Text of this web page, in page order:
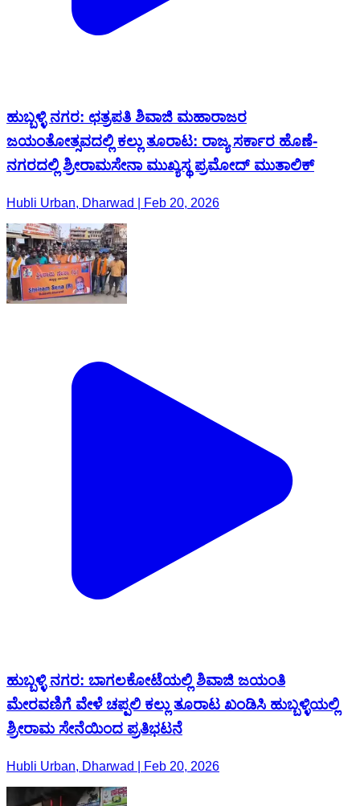
ಹುಬ್ಬಳ್ಳಿ ನಗರ: ಛತ್ರಪತಿ ಶಿವಾಜಿ ಮಹಾರಾಜರ
ಜಯಂತೋತ್ಸವದಲ್ಲಿ ಕಲ್ಲು ತೂರಾಟ: ರಾಜ್ಯ ಸರ್ಕಾರ ಹೊಣೆ-
ನಗರದಲ್ಲಿ ಶ್ರೀರಾಮಸೇನಾ ಮುಖ್ಯಸ್ಥ ಪ್ರಮೋದ್ ಮುತಾಲಿಕ್
Hubli Urban, Dharwad | Feb 20, 2026
ಹುಬ್ಬಳ್ಳಿ ನಗರ: ಬಾಗಲಕೋಟೆಯಲ್ಲಿ ಶಿವಾಜಿ ಜಯಂತಿ
ಮೇರವಣಿಗೆ ವೇಳೆ ಚಪ್ಪಲಿ ಕಲ್ಲು ತೂರಾಟ ಖಂಡಿಸಿ ಹುಬ್ಬಳ್ಳಿಯಲ್ಲಿ
ಶ್ರೀರಾಮ ಸೇನೆಯಿಂದ ಪ್ರತಿಭಟನೆ
Hubli Urban, Dharwad | Feb 20, 2026